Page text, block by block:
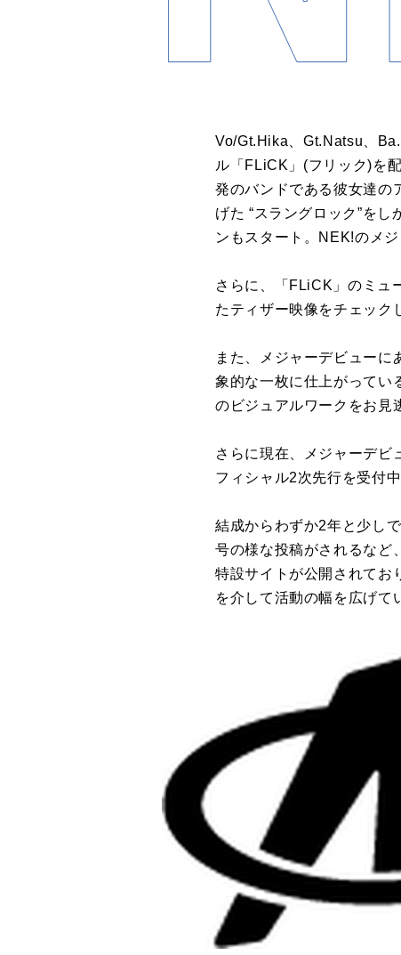
Vo/Gt.Hika、Gt.Natsu、
ル「FLiCK」(フリック)を
発のバンドである彼女達の
げた “スラングロック”を
ンもスタート。NEK!のメ
さらに、「FLiCK」のミュ
たティザー映像をチェック
また、メジャーデビューに
象的な一枚に仕上がってい
のビジュアルワークをお見
さらに現在、メジャーデ
フィシャル2次先行を受付
結成からわずか2年と少し
号の様な投稿がされるなど
特設サイトが公開されてお
を介して活動の幅を広げて